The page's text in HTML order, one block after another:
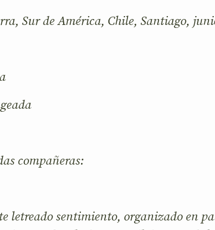
Sur de América, Chile, Santiago,
compañeras:
letreado sentimiento, organizado en